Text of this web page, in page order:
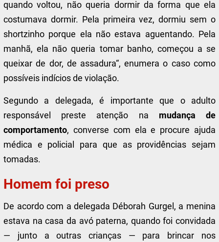
quando voltou, não queria dormir da forma que ela
costumava dormir. Pela primeira vez,dormiu sem o
shortzinho porque ela não estava aguentando. Pela
manhã, ela não queria tomar banho, começou a se
queixar de dor, de assadura“, enumera o caso como
possíveis indícios de violação.
Segundo a delegada, é importante que o adulto
responsável preste atenção na mudança de
comportamento, converse com ela e procure ajuda
médica e policial para que as providências sejam
tomadas.
Homem foi preso
De acordo com a delegada Déborah Gurgel, a menina
estava na casa da avó paterna, quando foi convidada
— junto a outras crianças — para brincar nos